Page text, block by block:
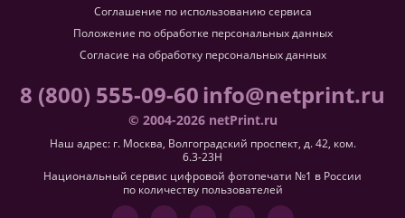
Соглашение по использованию сервиса
Положение по обработке персональных данных
Согласие на обработку персональных данных
8 (800) 555-09-60info@netprint.ru
© 2004-2026 netPrint.ru
Наш адрес: г. Москва, Волгоградский проспект, д. 42, ком.
6.3-23H
Национальный сервис цифровой фотопечати №1 в России
по количеству пользователей